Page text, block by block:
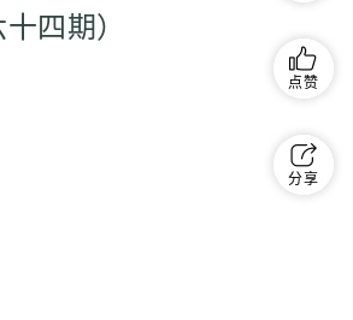
四期）
点赞
分享